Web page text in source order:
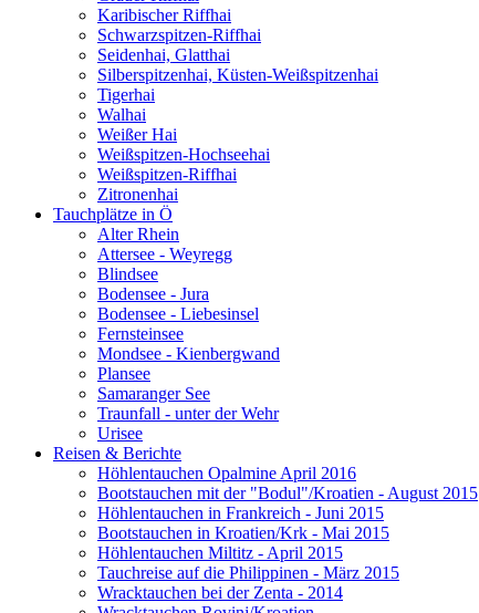
Karibischer Riffhai
Schwarzspitzen-Riffhai
Seidenhai, Glatthai
Silberspitzenhai, Küsten-Weißspitzenhai
Tigerhai
Walhai
Weißer Hai
Weißspitzen-Hochseehai
Weißspitzen-Riffhai
Zitronenhai
Tauchplätze in Ö
Alter Rhein
Attersee - Weyregg
Blindsee
Bodensee - Jura
Bodensee - Liebesinsel
Fernsteinsee
Mondsee - Kienbergwand
Plansee
Samaranger See
Traunfall - unter der Wehr
Urisee
Reisen & Berichte
Höhlentauchen Opalmine April 2016
Bootstauchen mit der "Bodul"/Kroatien - August 2015
Höhlentauchen in Frankreich - Juni 2015
Bootstauchen in Kroatien/Krk - Mai 2015
Höhlentauchen Miltitz - April 2015
Tauchreise auf die Philippinen - März 2015
Wracktauchen bei der Zenta - 2014